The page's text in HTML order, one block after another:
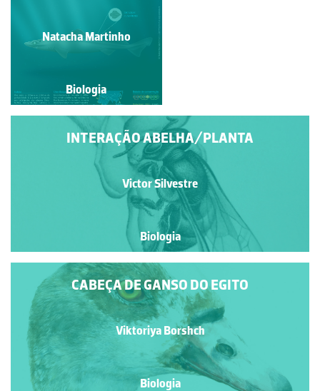
Natacha Martinho
Biologia
Natacha Martinho
Biologia
INTERAÇÃO ABELHA/PLANTA
Victor Silvestre
Biologia
CABEÇA DE GANSO DO EGITO
Viktoriya Borshch
Biologia